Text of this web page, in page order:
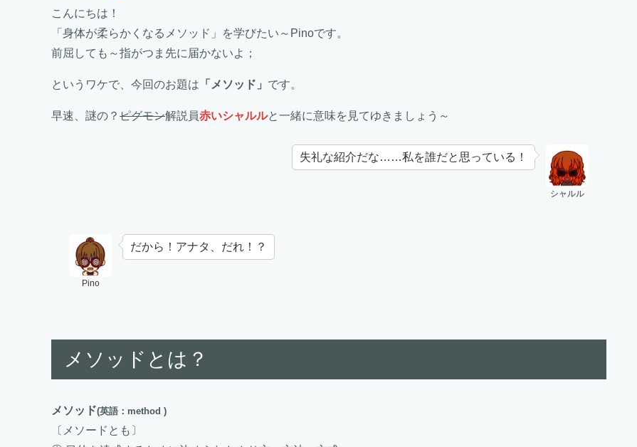
こんにちは！
「身体が柔らかくなるメソッド」を学びたい～Pinoです。
前屈しても～指がつま先に届かないよ；
というワケで、今回のお題は 「メソッド」 です。
早速、謎の？ ピグモン解説員赤いシャルルと一緒に意味を見てゆきましょう～
シャルル
失礼な紹介だな……私を誰だと思っている！
Pino
だから！アナタ、だれ！？
メソッドとは？
メソッド(英語：method )
〔メソードとも〕